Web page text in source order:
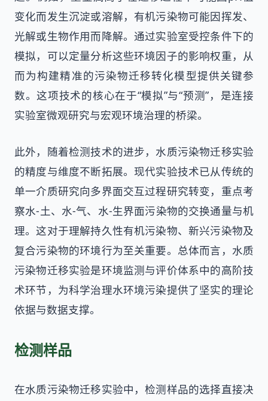
变化而发生沉淀或溶解，有机污染物可能因挥发、
光解或生物作用而降解。通过实验室受控条件下的
模拟，可以定量分析这些环境因子的影响权重，从
而为构建精准的污染物迁移转化模型提供关键参
数。这项技术的核心在于“模拟”与“预测”，是连接
实验室微观研究与宏观环境治理的桥梁。
此外，随着检测技术的进步，水质污染物迁移实验
的精度与维度不断拓展。现代实验技术已从传统的
单一介质研究向多界面交互过程研究转变，重点考
察水-土、水-气、水-生界面污染物的交换通量与机
理。这对于理解持久性有机污染物、新兴污染物及
复合污染物的环境行为至关重要。总体而言，水质
污染物迁移实验是环境监测与评价体系中的高阶技
术环节，为科学治理水环境污染提供了坚实的理论
依据与数据支撑。
检测样品
在水质污染物迁移实验中，检测样品的选择直接决